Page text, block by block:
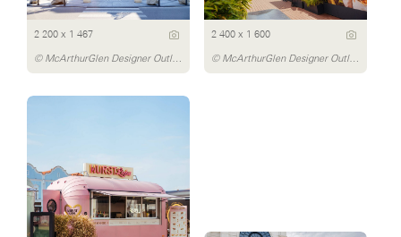
2 200 x 1 467
© McArthurGlen Designer Outlet Parndorf/Daniel Bointner
2 400 x 1 600
© McArthurGlen Designer Outlet Parndorf/Dávid Bártfay